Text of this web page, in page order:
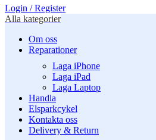
Login / Register
Alla kategorier
Om oss
Reparationer
Laga iPhone
Laga iPad
Laga Laptop
Handla
Elsparkcykel
Kontakta oss
Delivery & Return